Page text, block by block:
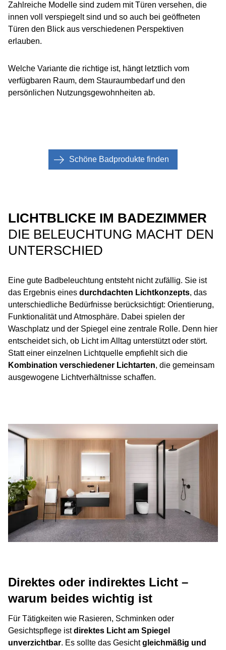
Zahlreiche Modelle sind zudem mit Türen versehen, die
innen voll verspiegelt sind und so auch bei geöffneten
Türen den Blick aus verschiedenen Perspektiven
erlauben.
Welche Variante die richtige ist, hängt letztlich vom
verfügbaren Raum, dem Stauraumbedarf und den
persönlichen Nutzungsgewohnheiten ab.
Schöne Badprodukte finden
LICHTBLICKE IM BADEZIMMER
DIE BELEUCHTUNG MACHT DEN
UNTERSCHIED
Eine gute Badbeleuchtung entsteht nicht zufällig. Sie ist
das Ergebnis eines durchdachten Lichtkonzepts, das
unterschiedliche Bedürfnisse berücksichtigt: Orientierung,
Funktionalität und Atmosphäre. Dabei spielen der
Waschplatz und der Spiegel eine zentrale Rolle. Denn hier
entscheidet sich, ob Licht im Alltag unterstützt oder stört.
Statt einer einzelnen Lichtquelle empfiehlt sich die
Kombination verschiedener Lichtarten, die gemeinsam
ausgewogene Lichtverhältnisse schaffen.
Direktes oder indirektes Licht –
warum beides wichtig ist
Für Tätigkeiten wie Rasieren, Schminken oder
Gesichtspflege istdirektes Licht am Spiegel
unverzichtbar. Es sollte das Gesichtgleichmäßig und